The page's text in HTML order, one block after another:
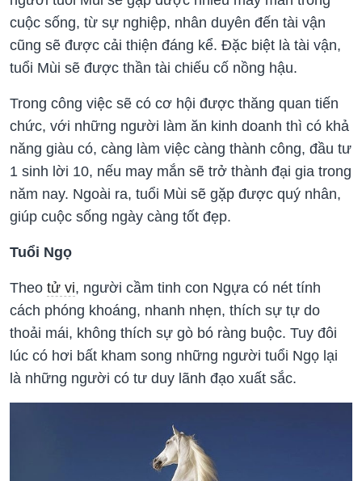
cuộc sống, từ sự nghiệp, nhân duyên đến tài vận
cũng sẽ được cải thiện đáng kể. Đặc biệt là tài vận,
tuổi Mùi sẽ được thần tài chiếu cố nồng hậu.
Trong công việc sẽ có cơ hội được thăng quan tiến
chức, với những người làm ăn kinh doanh thì có khả
năng giàu có, càng làm việc càng thành công, đầu tư
1 sinh lời 10, nếu may mắn sẽ trở thành đại gia trong
năm nay. Ngoài ra, tuổi Mùi sẽ gặp được quý nhân,
giúp cuộc sống ngày càng tốt đẹp.
Tuổi Ngọ
Theo tử vi, người cầm tinh con Ngựa có nét tính
cách phóng khoáng, nhanh nhẹn, thích sự tự do
thoải mái, không thích sự gò bó ràng buộc. Tuy đôi
lúc có hơi bất kham song những người tuổi Ngọ lại
là những người có tư duy lãnh đạo xuất sắc.